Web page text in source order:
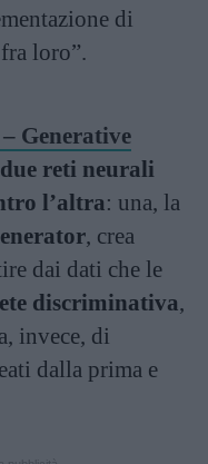
di
loro”.
Generative
due reti neurali
l’altra: una, la
, crea
dai dati che le
discriminativa,
invece, di
dalla prima e